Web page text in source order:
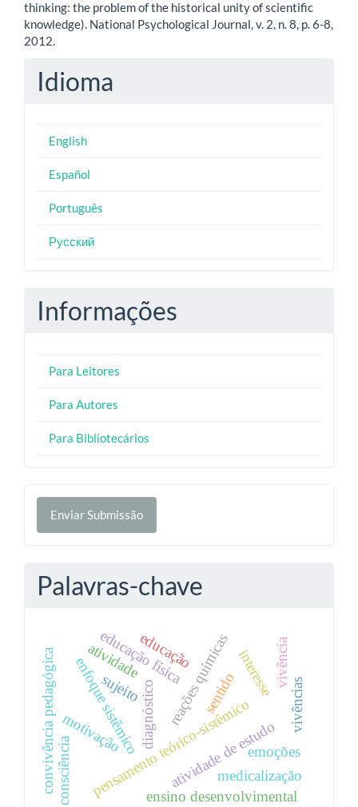
thinking: the problem of the historical unity of scientific
knowledge). National Psychological Journal, v. 2, n. 8, p. 6-8,
2012.
Idioma
English
Español
Português
Русский
Informações
Para Leitores
Para Autores
Para Bibliotecários
Enviar
Submissão
Enviar Submissão
Palavras-chave
pensamento teórico-sistêmico
enfoque sistêmicodiagnósticoreações químicas
educação física
ensino desenvolvimental
atividade de estudo
sujeito
motivação
interesse
sentido
emoções
atividade
consciência
educação
convivência pedagógica vivências
medicalização
vivência